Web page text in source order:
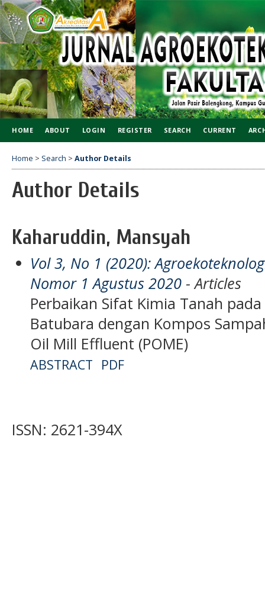
HOME ABOUT LOGIN REGISTER SEARCH CURRENT
Home > Search > Author Details
Author Details
Kaharuddin, Mansyah
Vol 3, No 1 (2020):
Nomor 1 Agustus 2020 - Articles
Perbaikan Sifat Kimia Tanah
Batubara dengan Kompos
Oil Mill Effluent (POME)
ABSTRACT PDF
ISSN: 2621-394X